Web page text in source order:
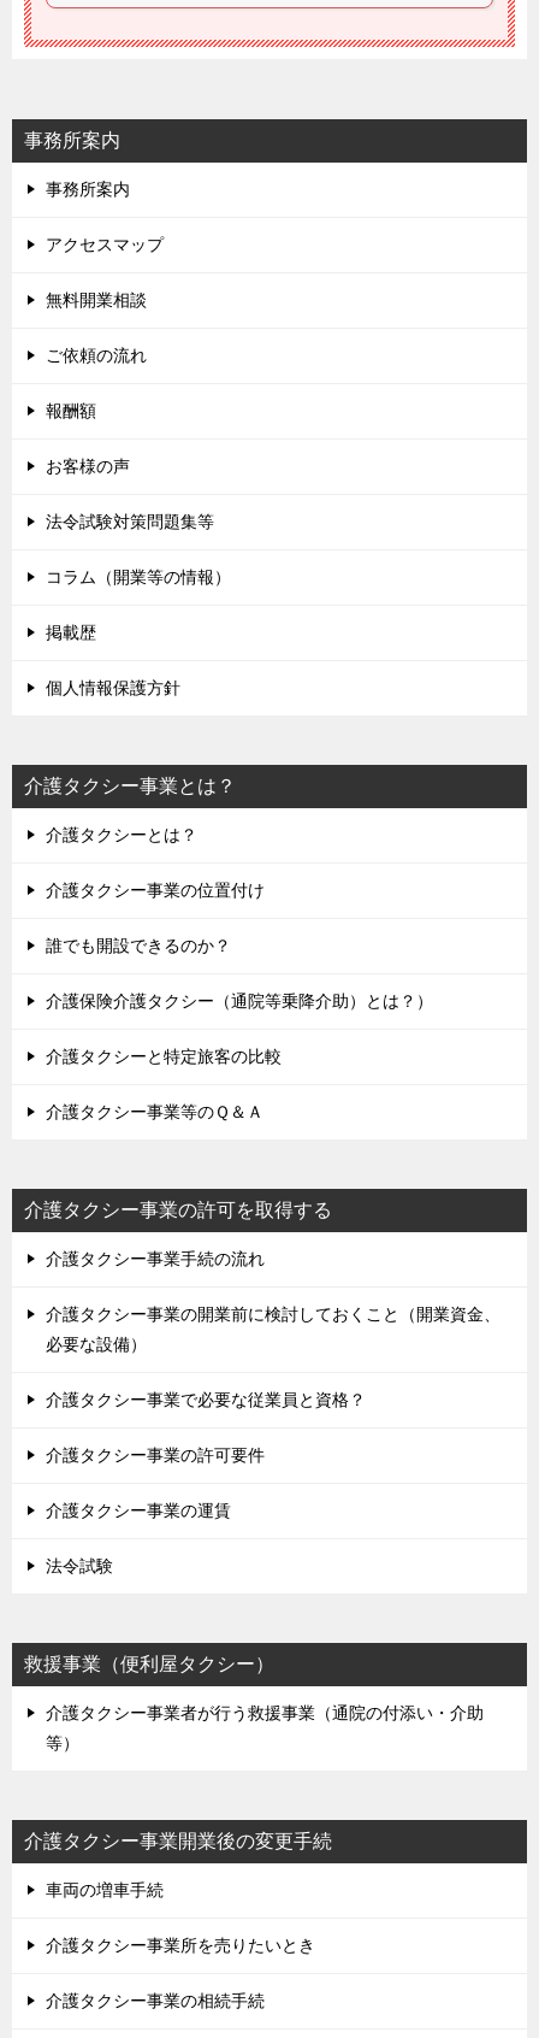
事務所案内
事務所案内
アクセスマップ
無料開業相談
ご依頼の流れ
報酬額
お客様の声
法令試験対策問題集等
コラム（開業等の情報）
掲載歴
個人情報保護方針
介護タクシー事業とは？
介護タクシーとは？
介護タクシー事業の位置付け
誰でも開設できるのか？
介護保険介護タクシー（通院等乗降介助）とは？）
介護タクシーと特定旅客の比較
介護タクシー事業等のＱ＆Ａ
介護タクシー事業の許可を取得する
介護タクシー事業手続の流れ
介護タクシー事業の開業前に検討しておくこと（開業資金、
必要な設備）
介護タクシー事業で必要な従業員と資格？
介護タクシー事業の許可要件
介護タクシー事業の運賃
法令試験
救援事業（便利屋タクシー）
介護タクシー事業者が行う救援事業（通院の付添い・介助
等）
介護タクシー事業開業後の変更手続
車両の増車手続
介護タクシー事業所を売りたいとき
介護タクシー事業の相続手続